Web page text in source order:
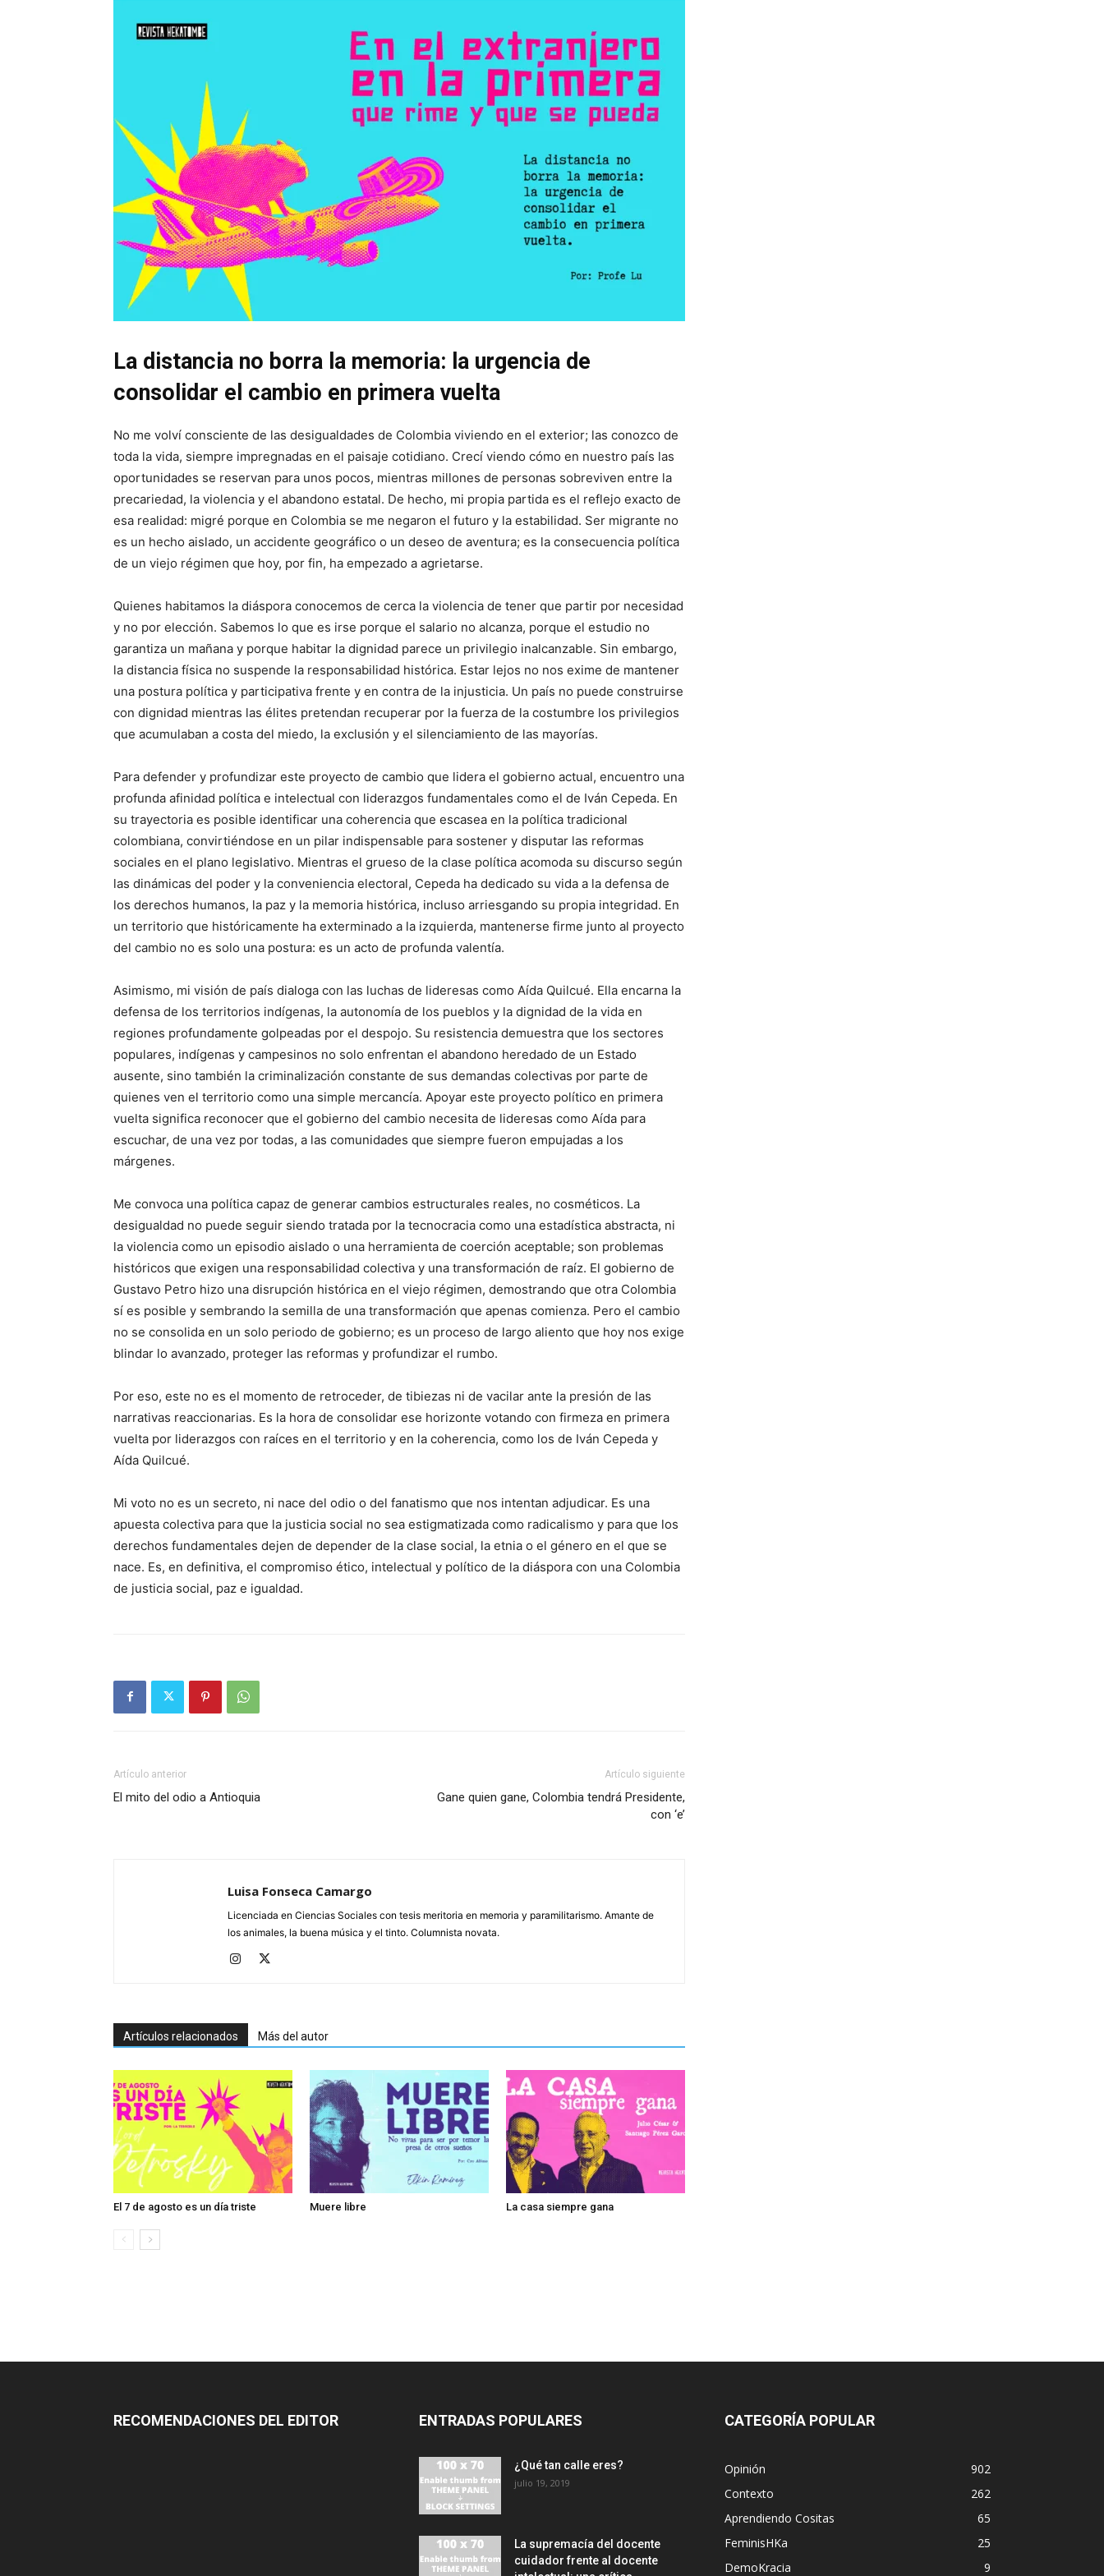
La distancia no borra la memoria: la urgencia de
consolidar el cambio en primera vuelta
No me volví consciente de las desigualdades de Colombia viviendo en el exterior; las conozco de
toda la vida, siempre impregnadas en el paisaje cotidiano. Crecí viendo cómo en nuestro país las
oportunidades se reservan para unos pocos, mientras millones de personas sobreviven entre la
precariedad, la violencia y el abandono estatal. De hecho, mi propia partida es el reflejo exacto de
esa realidad: migré porque en Colombia se me negaron el futuro y la estabilidad. Ser migrante no
es un hecho aislado, un accidente geográfico o un deseo de aventura; es la consecuencia política
de un viejo régimen que hoy, por fin, ha empezado a agrietarse.
Quienes habitamos la diáspora conocemos de cerca la violencia de tener que partir por necesidad
y no por elección. Sabemos lo que es irse porque el salario no alcanza, porque el estudio no
garantiza un mañana y porque habitar la dignidad parece un privilegio inalcanzable. Sin embargo,
la distancia física no suspende la responsabilidad histórica. Estar lejos no nos exime de mantener
una postura política y participativa frente y en contra de la injusticia. Un país no puede construirse
con dignidad mientras las élites pretendan recuperar por la fuerza de la costumbre los privilegios
que acumulaban a costa del miedo, la exclusión y el silenciamiento de las mayorías.
Para defender y profundizar este proyecto de cambio que lidera el gobierno actual, encuentro una
profunda afinidad política e intelectual con liderazgos fundamentales como el de Iván Cepeda. En
su trayectoria es posible identificar una coherencia que escasea en la política tradicional
colombiana, convirtiéndose en un pilar indispensable para sostener y disputar las reformas
sociales en el plano legislativo. Mientras el grueso de la clase política acomoda su discurso según
las dinámicas del poder y la conveniencia electoral, Cepeda ha dedicado su vida a la defensa de
los derechos humanos, la paz y la memoria histórica, incluso arriesgando su propia integridad. En
un territorio que históricamente ha exterminado a la izquierda, mantenerse firme junto al proyecto
del cambio no es solo una postura: es un acto de profunda valentía.
Asimismo, mi visión de país dialoga con las luchas de lideresas como Aída Quilcué. Ella encarna la
defensa de los territorios indígenas, la autonomía de los pueblos y la dignidad de la vida en
regiones profundamente golpeadas por el despojo. Su resistencia demuestra que los sectores
populares, indígenas y campesinos no solo enfrentan el abandono heredado de un Estado
ausente, sino también la criminalización constante de sus demandas colectivas por parte de
quienes ven el territorio como una simple mercancía. Apoyar este proyecto político en primera
vuelta significa reconocer que el gobierno del cambio necesita de lideresas como Aída para
escuchar, de una vez por todas, a las comunidades que siempre fueron empujadas a los
márgenes.
Me convoca una política capaz de generar cambios estructurales reales, no cosméticos. La
desigualdad no puede seguir siendo tratada por la tecnocracia como una estadística abstracta, ni
la violencia como un episodio aislado o una herramienta de coerción aceptable; son problemas
históricos que exigen una responsabilidad colectiva y una transformación de raíz. El gobierno de
Gustavo Petro hizo una disrupción histórica en el viejo régimen, demostrando que otra Colombia
sí es posible y sembrando la semilla de una transformación que apenas comienza. Pero el cambio
no se consolida en un solo periodo de gobierno; es un proceso de largo aliento que hoy nos exige
blindar lo avanzado, proteger las reformas y profundizar el rumbo.
Por eso, este no es el momento de retroceder, de tibiezas ni de vacilar ante la presión de las
narrativas reaccionarias. Es la hora de consolidar ese horizonte votando con firmeza en primera
vuelta por liderazgos con raíces en el territorio y en la coherencia, como los de Iván Cepeda y
Aída Quilcué.
Mi voto no es un secreto, ni nace del odio o del fanatismo que nos intentan adjudicar. Es una
apuesta colectiva para que la justicia social no sea estigmatizada como radicalismo y para que los
derechos fundamentales dejen de depender de la clase social, la etnia o el género en el que se
nace. Es, en definitiva, el compromiso ético, intelectual y político de la diáspora con una Colombia
de justicia social, paz e igualdad.
Artículo anterior
El mito del odio a Antioquia
Artículo siguiente
Gane quien gane, Colombia tendrá Presidente,
con ‘e’
Luisa Fonseca Camargo
Licenciada en Ciencias Sociales con tesis meritoria en memoria y paramilitarismo. Amante de
los animales, la buena música y el tinto. Columnista novata.
Artículos relacionados Más del autor
El 7 de agosto es un día triste Muere libre La casa siempre gana
RECOMENDACIONES DEL EDITOR ENTRADAS POPULARES
¿Qué tan calle eres?
julio 19, 2019
La supremacía del docente
cuidador frente al docente
CATEGORÍA POPULAR
Opinión
902
Contexto
262
Aprendiendo Cositas
65
FeminisHKa
25
DemoKracia
9